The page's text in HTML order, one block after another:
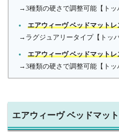
→3種類の硬さで調整可能【トッ
エアウィーヴ ベッドマットレ
→ラグジュアリータイプ【トッ
エアウィーヴ ベッドマットレ
→3種類の硬さで調整可能【トッ
エアウィーヴ ベッドマッ